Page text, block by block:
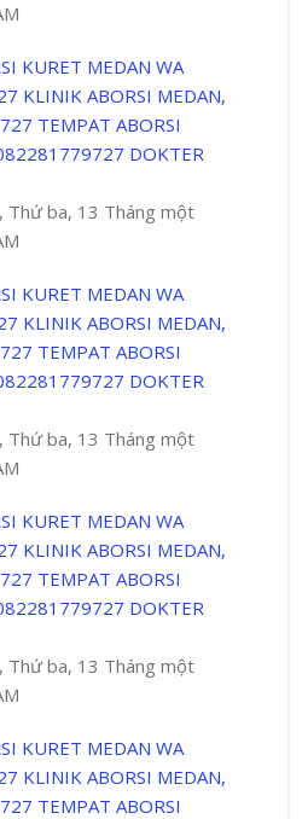
KURET MEDAN WA
KLINIK ABORSI MEDAN,
TEMPAT ABORSI
DOKTER
Thứ ba, 13 Tháng một
KURET MEDAN WA
KLINIK ABORSI MEDAN,
TEMPAT ABORSI
DOKTER
Thứ ba, 13 Tháng một
KURET MEDAN WA
KLINIK ABORSI MEDAN,
TEMPAT ABORSI
DOKTER
Thứ ba, 13 Tháng một
KURET MEDAN WA
KLINIK ABORSI MEDAN,
TEMPAT ABORSI